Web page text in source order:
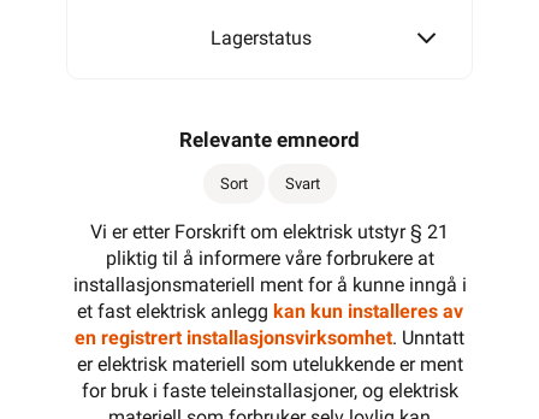
Lagerstatus
Relevante emneord
Sort Svart
Vi er etter Forskrift om elektrisk utstyr § 21
pliktig til å informere våre forbrukere at
installasjonsmateriell ment for å kunne inngå i
et fast elektrisk anlegg kan kun installeres av
en registrert installasjonsvirksomhet. Unntatt
er elektrisk materiell som utelukkende er ment
for bruk i faste teleinstallasjoner, og elektrisk